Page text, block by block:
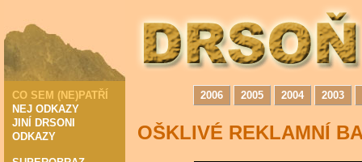
OŠKLIVÉ REKLAMNÍ